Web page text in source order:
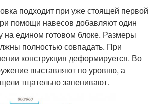
подходит при уже стоящей первой
помощи навесов добавляют один
на едином готовом блоке. Размеры
полностью совпадать. При
конструкция деформируется. Во
выставляют по уровню, а
тщательно запенивают.